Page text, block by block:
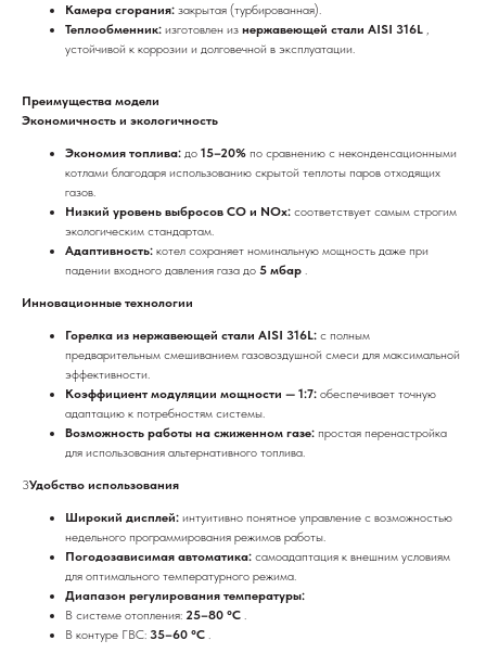
Камера сгорания: закрытая (турбированная).
Теплообменник: изготовлен из нержавеющей стали AISI 316L ,
устойчивой к коррозии и долговечной в эксплуатации.
Преимущества модели
Экономичность и экологичность
Экономия топлива: до 15–20% по сравнению с неконденсационными
котлами благодаря использованию скрытой теплоты паров отходящих
газов.
Низкий уровень выбросов CO и NOx: соответствует самым строгим
экологическим стандартам.
Адаптивность: котел сохраняет номинальную мощность даже при
падении входного давления газа до 5 мбар .
Инновационные технологии
Горелка из нержавеющей стали AISI 316L: с полным
предварительным смешиванием газовоздушной смеси для максимальной
эффективности.
Коэффициент модуляции мощности — 1:7: обеспечивает точную
адаптацию к потребностям системы.
Возможность работы на сжиженном газе: простая перенастройка
для использования альтернативного топлива.
3Удобство использования
Широкий дисплей: интуитивно понятное управление с возможностью
недельного программирования режимов работы.
Погодозависимая автоматика: самоадаптация к внешним условиям
для оптимального температурного режима.
Диапазон регулирования температуры:
В системе отопления: 25–80 °C .
В контуре ГВС: 35–60 °C .